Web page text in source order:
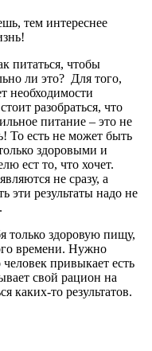
тем интереснее
питаться, чтобы
ли это? Для того,
необходимости
разобраться, что
питание – это не
То есть не может быть
здоровыми и
ест то, что хочет.
не сразу, а
эти результаты надо не
только здоровую пищу,
времени. Нужно
человек привыкает есть
свой рацион на
каких-то результатов.